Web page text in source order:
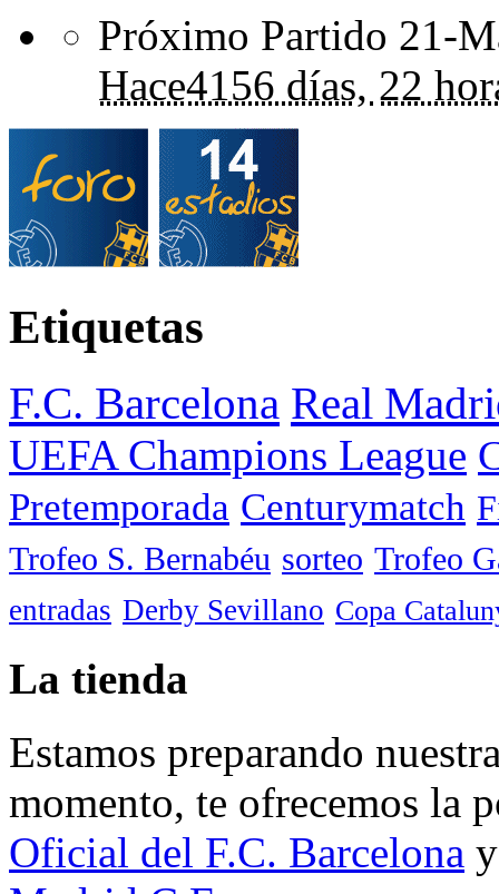
Próximo Partido 21-
Hace4156 días, 22
Etiquetas
F.C. Barcelona Real
UEFA Champions League
Pretemporada Centurymatch
Trofeo S. Bernabéu sorteo Trofeo
entradas Derby Sevillano Copa
La tienda
Estamos preparando
momento, te ofrecemos la
Oficial del F.C. Barcelona